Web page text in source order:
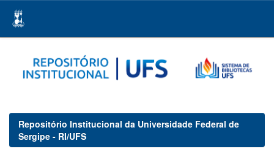
navigation
Repositório Institucional da Universidade Federal de
Sergipe - RI/UFS